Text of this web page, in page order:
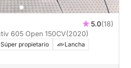
5.0(18)
Lancha Quicksilver Activ 605 Open 150CV(2020)
Súper propietario
Lancha